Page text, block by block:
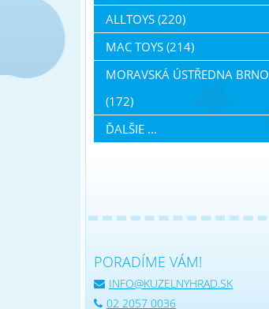
ALLTOYS (220)
MAC TOYS (214)
MORAVSKÁ ÚSTŘEDNA BRNO
(172)
ĎALŠIE ...
PORADÍME VÁM!
INFO@KUZELNYHRAD.SK
02 2057 0036